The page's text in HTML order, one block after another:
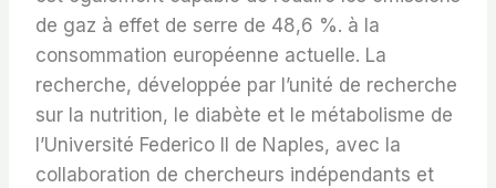
de gaz à effet de serre de 48,6 %. à la
consommation européenne actuelle. La
recherche, développée par l’unité de recherche
sur la nutrition, le diabète et le métabolisme de
l’Université Federico II de Naples, avec la
collaboration de chercheurs indépendants et